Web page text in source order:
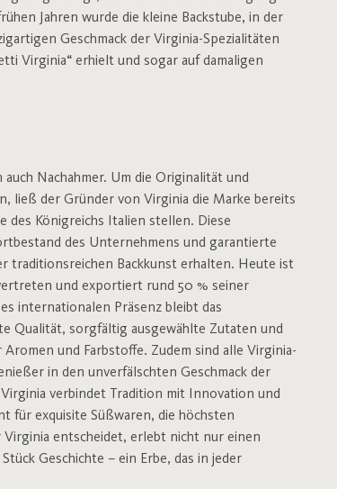
Jahren wurde die kleine Backstube, in der
Geschmack der Virginia-Spezialitäten
Virginia“ erhielt und sogar auf damaligen
Nachahmer. Um die Originalität und
ließ der Gründer von Virginia die Marke bereits
des Königreichs Italien stellen. Diese
des Unternehmens und garantierte
traditionsreichen Backkunst erhalten. Heute ist
und exportiert rund 50 % seiner
internationalen Präsenz bleibt das
Qualität, sorgfältig ausgewählte Zutaten und
und Farbstoffe. Zudem sind alle Virginia-
in den unverfälschten Geschmack der
verbindet Tradition mit Innovation und
für exquisite Süßwaren, die höchsten
entscheidet, erlebt nicht nur einen
Geschichte – ein Erbe, das in jeder